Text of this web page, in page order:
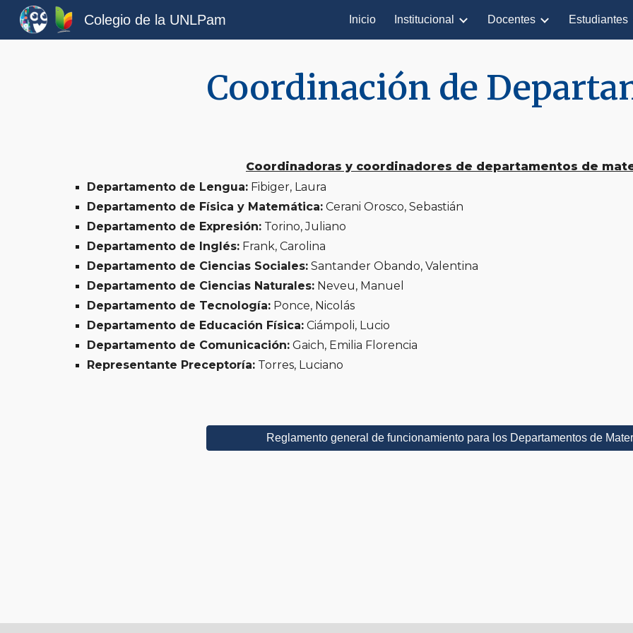
Skip to main content Skip to
Colegio de la UNLPam Inicio Institucional Docentes Estudiantes
Coordinación de
Coordinadoras y coordinadores de departamentos de
Departamento de Lengua:Fibiger, Laura
Departamento de Física y Matemática:Cerani Orosco, Sebastián
Departamento de Expresión:Torino, Juliano
Departamento de Inglés:Frank, Carolina
Departamento de Ciencias Sociales:Santander Obando, Valentina
Departamento de Ciencias Naturales:Neveu, Manuel
Departamento de Tecnología:Ponce, Nicolás
Departamento de Educación Física:Ciámpoli, Lucio
Departamento de Comunicación:Gaich, Emilia Florencia
Representante Preceptoría:Torres, Luciano
Reglamento general de funcionamiento para los Departamentos de